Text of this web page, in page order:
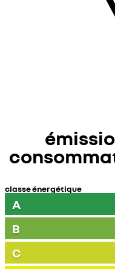
classe énergétique
A
B
C